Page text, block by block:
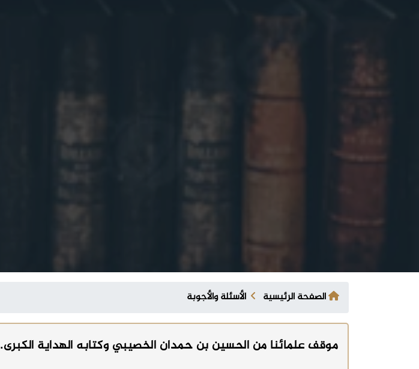
الصفحة الرئيسية الأسئلة والأجوبة
موقف علمائنا من الحسين بن حمدان الخصيبي وكتابه الهداية الكبرى.